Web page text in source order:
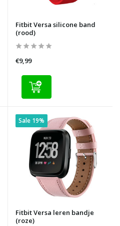
Fitbit Versa silicone band
(rood)
€9,99
Sale 19%
Fitbit Versa leren bandje
(roze)